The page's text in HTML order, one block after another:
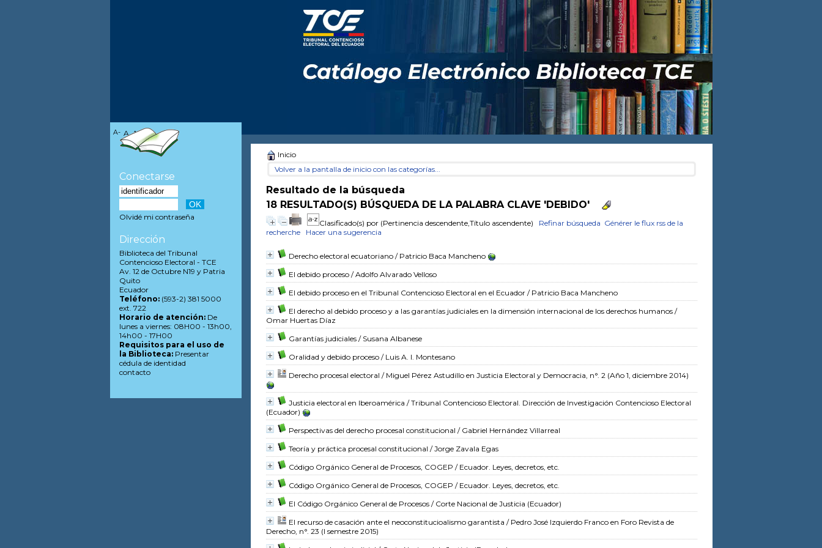
Inicio
Volver a la pantalla de inicio con las categorías...
Resultado de la búsqueda
18 RESULTADO(S) BÚSQUEDA DE LA PALABRA CLAVE 'DEBIDO'
Clasificado(s) por (Pertinencia descendente,Título ascendente) Refinar búsqueda Générer le flux rss de la
recherche
Hacer una sugerencia
Derecho electoral ecuatoriano/ Patricio Baca Mancheno
El debido proceso/ Adolfo Alvarado Velloso
El debido proceso en el Tribunal Contencioso Electoral en el Ecuador/ Patricio Baca Mancheno
El derecho al debido proceso y a las garantías judiciales en la dimensión internacional de los derechos humanos/
Omar Huertas Díaz
Garantías judiciales/ Susana Albanese
Oralidad y debido proceso/ Luis A. I. Montesano
Derecho procesal electoral / Miguel Pérez Astudillo en Justicia Electoral y Democracia, n°. 2 (Año 1, diciembre 2014)
Justicia electoral en Iberoamérica / Tribunal Contencioso Electoral. Dirección de Investigación Contencioso Electoral
(Ecuador)
Perspectivas del derecho procesal constitucional / Gabriel Hernández Villarreal
Teoría y práctica procesal constitucional / Jorge Zavala Egas
Código Orgánico General de Procesos, COGEP / Ecuador. Leyes, decretos, etc.
Código Orgánico General de Procesos, COGEP / Ecuador. Leyes, decretos, etc.
El Código Orgánico General de Procesos/ Corte Nacional de Justicia (Ecuador)
El recurso de casación ante el neoconstitucioalismo garantista / Pedro José Izquierdo Franco en Foro Revista de
Derecho, n°. 23 (I semestre 2015)
A- A A+
Conectarse
Olvidé mi contraseña
Dirección
Biblioteca del Tribunal
Contencioso Electoral - TCE
Av. 12 de Octubre N19 y Patria
Quito
Ecuador
Teléfono:(593-2) 381 5000
ext. 722
Horario de atención:De
lunes a viernes: 08H00 - 13h00,
14h00 - 17H00
Requisitos para el uso de
la Biblioteca:Presentar
cédula de identidad
contacto